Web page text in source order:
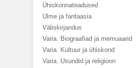
Ühiskonnateadused
Ulme ja fantaasia
Väliskirjandus
Varia. Biograafiad ja memuaarid
Varia. Kultuur ja ühiskond
Varia. Usundid ja religioon